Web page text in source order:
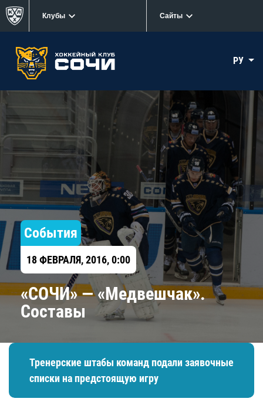
Клубы Сайты
РУ
События
18 ФЕВРАЛЯ, 2016, 0:00
«СОЧИ» — «Медвешчак».
Составы
Тренерские штабы команд подали заявочные
списки на предстоящую игру